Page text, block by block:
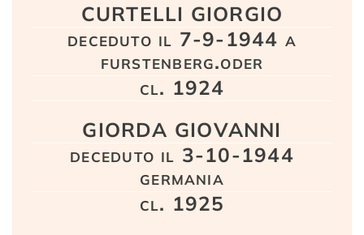
CURTELLI GIORGIO
deceduto il 7-9-1944 a
furstenberg.oder
cl. 1924
GIORDA GIOVANNI
deceduto il 3-10-1944
germania
cl. 1925